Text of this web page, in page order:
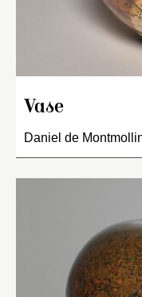
Vase
Daniel de